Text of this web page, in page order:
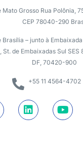
Mato Grosso Rua Polônia,
CEP 78040-290
Brasília – junto à
de Embaixadas Sul SES
DF, 70420-900
+55 11 4564-4702